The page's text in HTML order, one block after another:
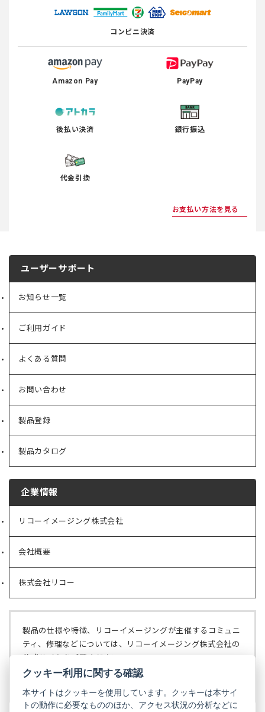
コンビニ決済
Amazon Pay PayPay
後払い決済 銀行振込
代金引換
お支払い方法を見る
ユーザーサポート
お知らせ一覧
ご利用ガイド
よくある質問
お問い合わせ
製品登録
製品カタログ
企業情報
リコーイメージング株式会社
（新
タ
ブ
で
開
く）
会社概要
（新
タ
ブ
で
く）
株式会社リコー
（新
ブ
で
開
製品の仕様や特徴、リコーイメージングが主催するコミュニ
ティ、修理などについては、リコーイメージング株式会社の
公式サイトをご覧ください。
リコーイメージング株式会社の公式サイト
（新
し
い
クッキー利用に関する確認
本サイトはクッキーを使用しています。クッキーは本サイ
トの動作に必要なもののほか、アクセス状況の分析などに